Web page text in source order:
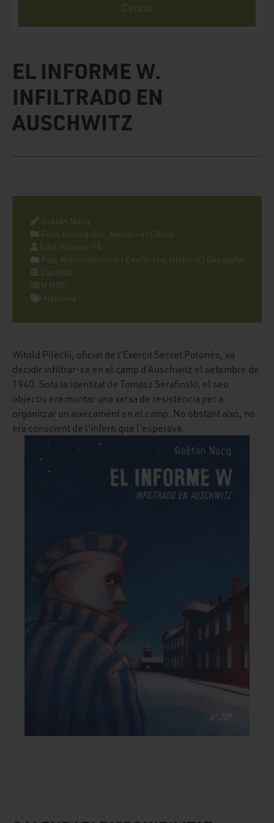
EL INFORME W.
INFILTRADO EN
AUSCHWITZ
Gaétan Nocq
Fons bibliogràfic, Narrativa i Còmic
Edat mínima: 14
Pau, Antimilitarisme i Conflictes, Història,i Geografia
Castellà
N NOC
Nazisme
Witold Pilecki, oficial de l'Exèrcit Secret Polonès, va
decidir infiltrar-se en el camp d'Auschwitz el setembre de
1940. Sota la identitat de Tomasz Serafinski, el seu
objectiu era muntar una xarxa de resistència per a
organitzar un aixecament en el camp. No obstant això, no
era conscient de l'infern que l'esperava.